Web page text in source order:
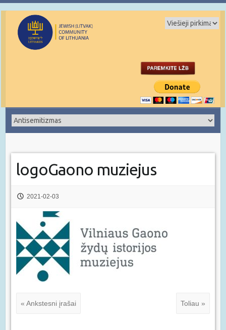
logoGaono muziejus
2021-02-03
« Ankstesni įrašai Toliau »